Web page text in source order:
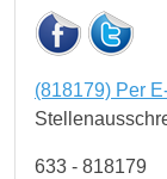
(818179) Per
633 - 818179